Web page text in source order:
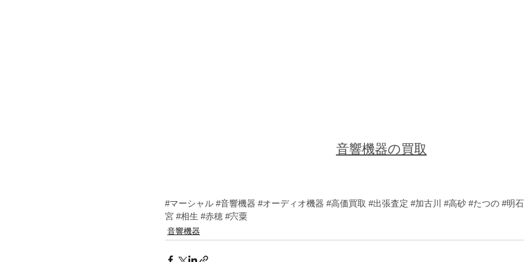
音響機器の買取
#マーシャル #音響機器 #オーディオ機器 #高価買取 #出張査定 #加古川 #高砂 #たつの #明石
宮 #相生 #赤穂 #宍粟
音響機器